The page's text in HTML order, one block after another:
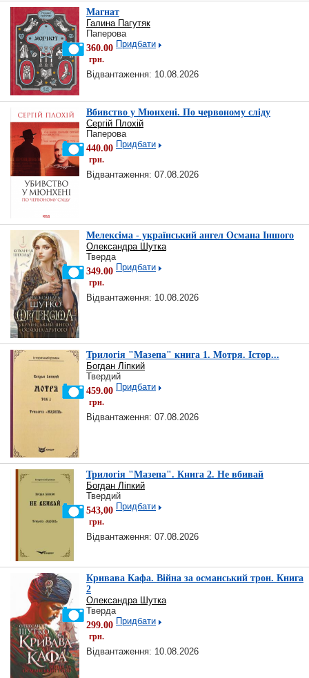
Магнат
Галина Пагутяк
Паперова
360.00
грн.
Придбати
Відвантаження: 10.08.2026
Вбивство у Мюнхені. По червоному сліду
Сергій Плохій
Паперова
440.00
грн.
Придбати
Відвантаження: 07.08.2026
Мелексіма - український ангел Османа Іншого
Олександра Шутка
Тверда
349.00
грн.
Придбати
Відвантаження: 10.08.2026
Трилогія "Мазепа" книга 1. Мотря. Істор...
Богдан Ліпкий
Твердий
459.00
грн.
Придбати
Відвантаження: 07.08.2026
Трилогія "Мазепа". Книга 2. Не вбивай
Богдан Ліпкий
Твердий
543,00
грн.
Придбати
Відвантаження: 07.08.2026
Кривава Кафа. Війна за османський трон. Книга
2
Олександра Шутка
Тверда
299.00
грн.
Придбати
Відвантаження: 10.08.2026